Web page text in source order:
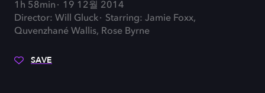
1h 58min
19 12월 2014
Director: Will Gluck
Starring: Jamie Foxx,
Quvenzhané Wallis, Rose Byrne
SAVE